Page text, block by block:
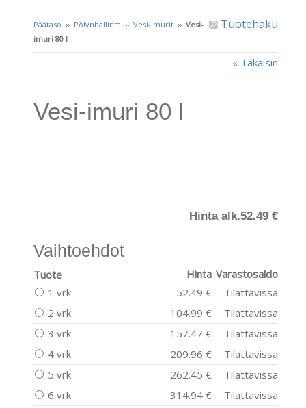
Tuotehaku
Päätaso ›› Pölynhallinta ›› Vesi-imurit ›› Vesi-
imuri 80 l
« Takaisin
Vesi-imuri 80 l
Hinta alk.52.49 €
Vaihtoehdot
Tuote Hinta Varastosaldo
1 vrk
52.49 €
Tilattavissa
2 vrk
104.99 €
Tilattavissa
3 vrk
157.47 €
Tilattavissa
4 vrk
209.96 €
Tilattavissa
5 vrk
262.45 €
Tilattavissa
6 vrk
314.94 €
Tilattavissa